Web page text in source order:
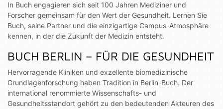
In Buch engagieren sich seit 100 Jahren Mediziner und
Forscher gemeinsam für den Wert der Gesundheit. Lernen Sie
Buch, seine Partner und die einzigartige Campus-Atmosphäre
kennen, in der die Zukunft der Medizin entsteht.
BUCH BERLIN – FÜR DIE GESUNDHEIT
Hervorragende Kliniken und exzellente biomedizinische
Grundlagenforschung haben Tradition in Berlin-Buch. Der
international renommierte Wissenschafts- und
Gesundheitsstandort gehört zu den bedeutenden Akteuren des